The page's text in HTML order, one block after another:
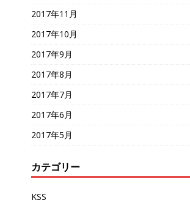
2017年11月
2017年10月
2017年9月
2017年8月
2017年7月
2017年6月
2017年5月
カテゴリー
KSS